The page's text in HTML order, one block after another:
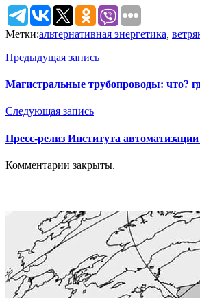
Метки:альтернативная энергетика
Предыдущая запись
Магистральные трубопроводы: что?
Следующая запись
Пресс-релиз Института
Комментарии закрыты.